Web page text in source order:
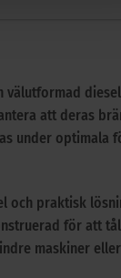
att deras
under optimala
praktisk
för att
maskiner